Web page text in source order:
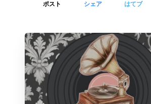
ポスト シェア はてブ